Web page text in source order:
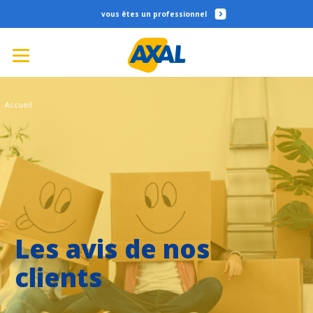
professionnel
Les avis de nos
clients
Accueil